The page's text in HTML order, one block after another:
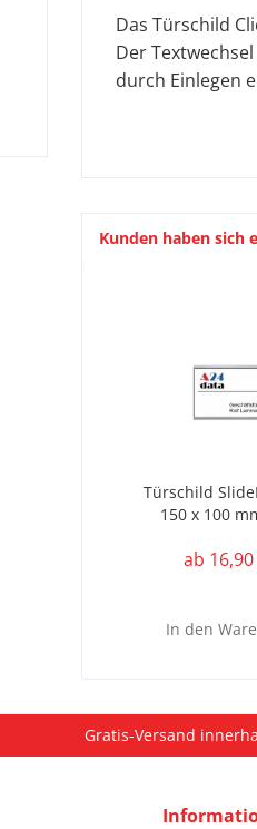
Das Türschild
Der
durch Einlegen
Kunden haben sich
Türschild
150 x 100
ab
In den
Gratis-Versand